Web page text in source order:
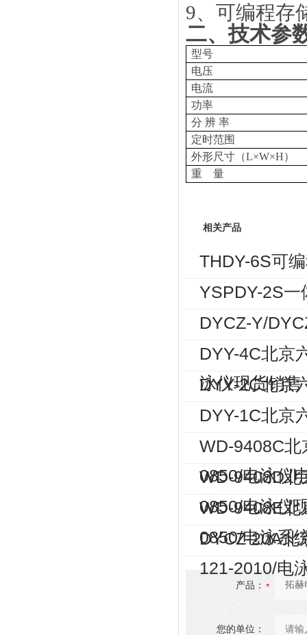
9、可编程存
二、技术参
型号
电压
电流
功率
分 辨 率
定时范围
外形尺寸（L×W×H）
重 量
相关产品
THDY-6S可
YSPDY-2S一
DYCZ-Y/
DYY-4C北京
泳仪现货销售
DYY-2C北京
DYY-1C北京
WD-9408C
0850/电泳仪
WD-9408D
0850/电泳仪
WD-9408E北
0850/电泳系
DYCZ-20A北
121-2010/电
产品：
您的单位：